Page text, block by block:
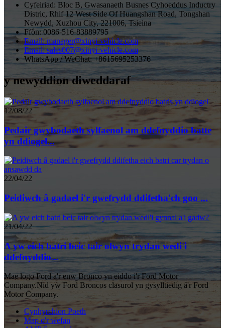
Cyfeiriad: Bloc B, Gwasanaeth Busnes Cyhoeddus Inductry
Distric, Rhif 12 West Side Of Huangshan Road, Tongshan
Newydd, Xuzhou City, 221006, Tsieina
Ffôn: 0086-516-83889795
Email: manager@xinyi-vehicle.com
Email: sales007@xinyi-vehicle.com
WhatsApp / WeChat: +8615695253376
y newyddion diweddaraf
12/08/22
Pedair gwybodaeth sylfaenol am ddefnyddio batte
yn ddiogel...
22/04/22
Peidiwch â gadael i'r gwefrydd ddifetha'ch goo ...
21/04/22
A yw eich batri beic tair olwyn trydan wedi'i
ddefnyddio...
Mae logo Ford a'r enw Bronco yn eiddo i'r Ford Motor
Company.Nid yw Ford Broncos clasurol yn gysylltiedig â'r Ford
Motor Company.
Cynhyrchion Poeth
Map o'r wefan